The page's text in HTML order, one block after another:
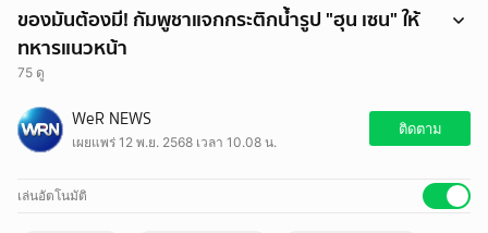
ของมันต้องมี! กัมพูชาแจกกระติกน้ำรูป "ฮุน เซน" ให้
ทหารแนวหน้า
75 ดู
ของมันต้องมี! กัมพูชาแจกกระติกน้ำรูป "ฮุน เซน" ให้ทหารแนวหน้า
#กัมพูชา #ฮุนเซน #กระติกน้ำฮุนเซน #ทหารกัมพูชา #WRNInterNews
#WRNInternational #WeReportNews #WRN #WeRNews #ข่าวWRN
WeR NEWS
เผยแพร่ 12 พ.ย. 2568 เวลา 10.08 น.
ติดตาม
เล่นอัตโนมัติ